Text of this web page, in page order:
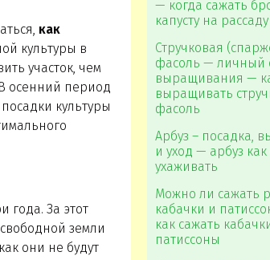
как
культуры в
участок, чем
осенний период
культуры
года. За этот
земли
они не будут
— когда сажать
капусту на рассаду
Стручковая
фасоль — личный
выращивания —
выращивать
фасоль
Арбуз – посадка,
и уход — арбуз
ухаживать
Можно ли сажать
кабачки и
как сажать
патиссоны